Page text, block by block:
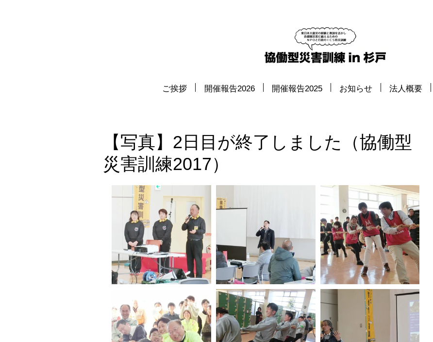
ご挨拶 開催報告2026 開催報告2025 お知らせ 法人概要
【写真】2日目が終了しました（協働型
災害訓練2017）